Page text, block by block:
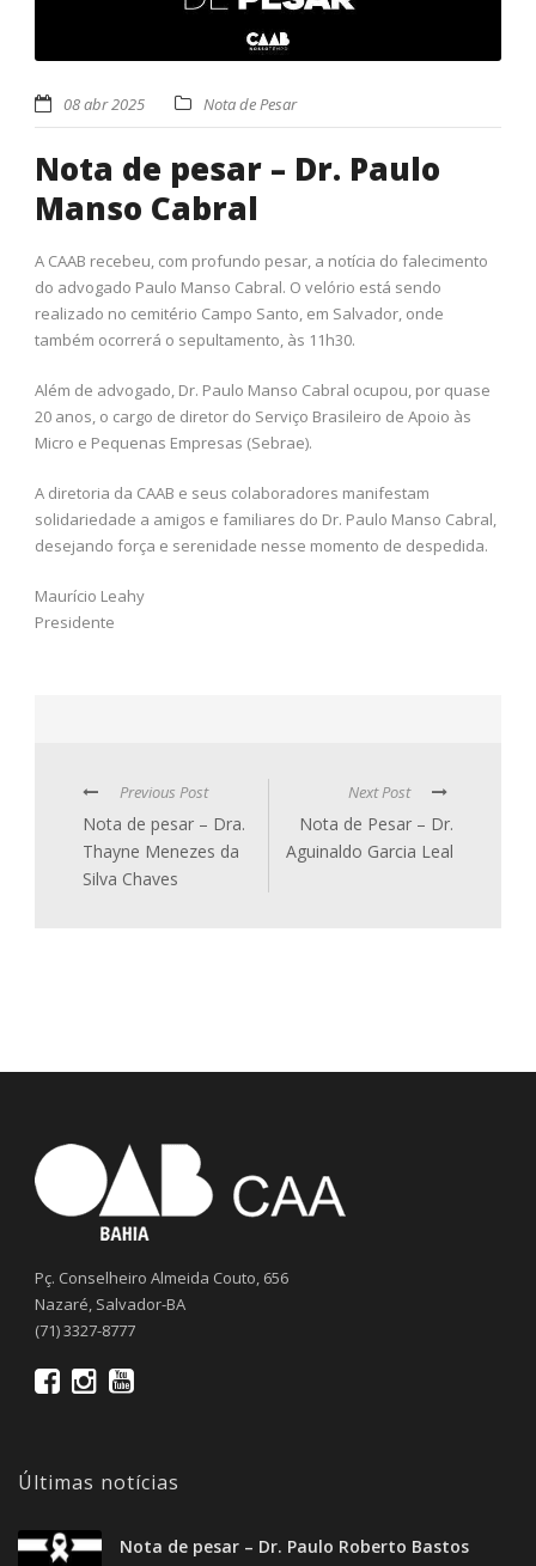
08 abr 2025 Nota de Pesar
Nota de pesar – Dr. Paulo
Manso Cabral
A CAAB recebeu, com profundo pesar, a notícia do falecimento
do advogado Paulo Manso Cabral. O velório está sendo
realizado no cemitério Campo Santo, em Salvador, onde
também ocorrerá o sepultamento, às 11h30.
Além de advogado, Dr. Paulo Manso Cabral ocupou, por quase
20 anos, o cargo de diretor do Serviço Brasileiro de Apoio às
Micro e Pequenas Empresas (Sebrae).
A diretoria da CAAB e seus colaboradores manifestam
solidariedade a amigos e familiares do Dr. Paulo Manso Cabral,
desejando força e serenidade nesse momento de despedida.
Maurício Leahy
Presidente
Previous Post
Nota de pesar – Dra.
Thayne Menezes da
Silva Chaves
Next Post
Nota de Pesar – Dr.
Aguinaldo Garcia Leal
Pç. Conselheiro Almeida Couto, 656
Nazaré, Salvador-BA
(71) 3327-8777
Últimas notícias
Nota de pesar – Dr. Paulo Roberto Bastos